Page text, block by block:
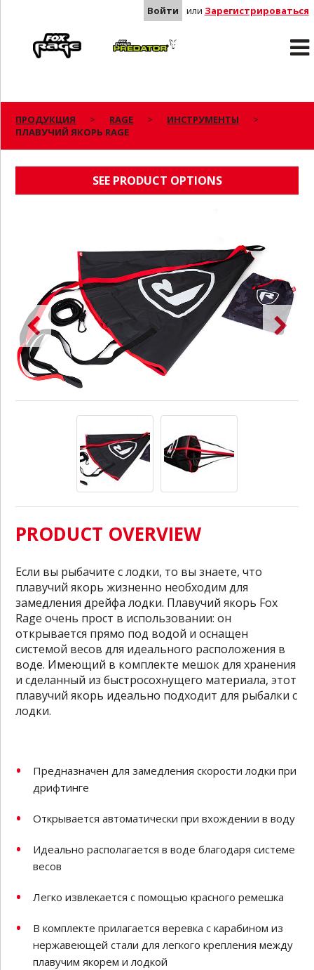
Войти или Зарегистрироваться
Predator
ПРОДУКЦИЯ RAGE
ИНСТРУМЕНТЫ
ПЛАВУЧИЙ ЯКОРЬ RAGE
SEE PRODUCT OPTIONS
PRODUCT OVERVIEW
Если вы рыбачите с лодки, то вы знаете, что
плавучий якорь жизненно необходим для
замедления дрейфа лодки. Плавучий якорь Fox
Rage очень прост в использовании: он
открывается прямо под водой и оснащен
системой весов для идеального расположения в
воде. Имеющий в комплекте мешок для хранения
и сделанный из быстросохнущего материала, этот
плавучий якорь идеально подходит для рыбалки с
лодки.
Предназначен для замедления скорости лодки при
дрифтинге
Открывается автоматически при вхождении в воду
Идеально располагается в воде благодаря системе
весов
Легко извлекается с помощью красного ремешка
В комплекте прилагается веревка с карабином из
нержавеющей стали для легкого крепления между
плавучим якорем и лодкой